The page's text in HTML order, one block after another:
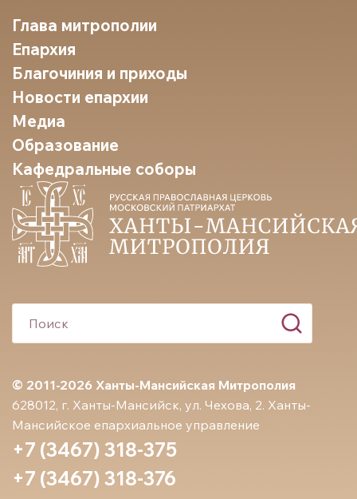
© 2011-2026 Ханты-Мансийская Митрополия
628012, г. Ханты-Мансийск, ул. Чехова, 2. Ханты-
Мансийское епархиальное управление
+7 (3467) 318-375
+7 (3467) 318-376
Глава митрополии
Епархия
Благочиния и приходы
Новости епархии
Медиа
Образование
Кафедральные соборы